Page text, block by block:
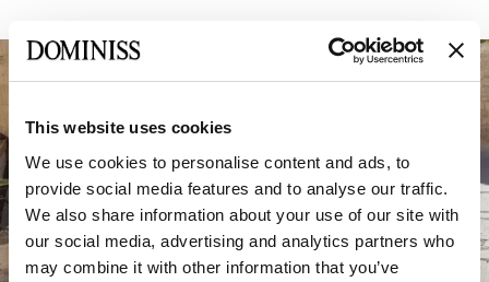
This website uses cookies
We use cookies to personalise content and ads, to
provide social media features and to analyse our traffic.
We also share information about your use of our site with
our social media, advertising and analytics partners who
may combine it with other information that you’ve